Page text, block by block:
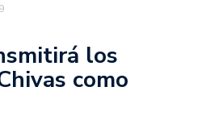
los
como